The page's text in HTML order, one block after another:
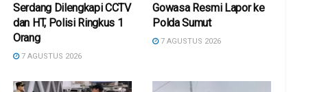
Serdang Dilengkapi CCTV
dan HT, Polisi Ringkus 1
Orang
7 AGUSTUS 2026
Gowasa Resmi Lapor ke
Polda Sumut
7 AGUSTUS 2026